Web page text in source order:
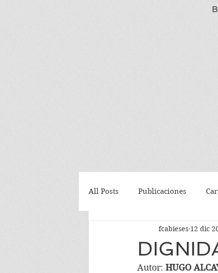
All Posts Publicaciones
fcabieses 12 dic
Autor: HUGO